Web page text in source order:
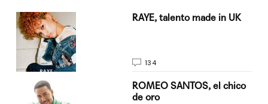
RAYE, talento made in UK
134
ROMEO SANTOS, el chico
de oro